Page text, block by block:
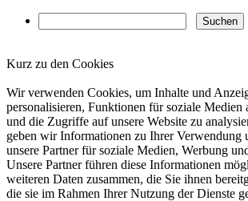
Kurz zu den Cookies
Wir verwenden Cookies, um Inhalte und
personalisieren, Funktionen für soziale Medien
und die Zugriffe auf unsere Website zu
geben wir Informationen zu Ihrer Verwendung
unsere Partner für soziale Medien, Werbung
Unsere Partner führen diese Informationen
weiteren Daten zusammen, die Sie ihnen
die sie im Rahmen Ihrer Nutzung der Dienste